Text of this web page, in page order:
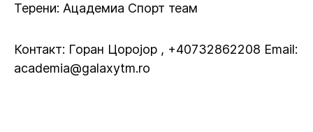
Терени: Ацадемиа Спорт теам
Контакт: Горан Цоројор , +40732862208 Email:
academia@galaxytm.ro